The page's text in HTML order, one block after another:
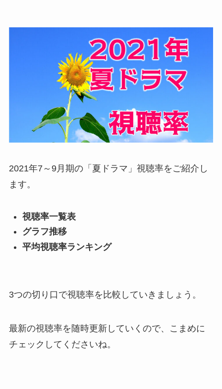
2021年7～9月期の「夏ドラマ」視聴率をご紹介し
ます。
視聴率一覧表
グラフ推移
平均視聴率ランキング
3つの切り口で視聴率を比較していきましょう。
最新の視聴率を随時更新していくので、こまめに
チェックしてくださいね。